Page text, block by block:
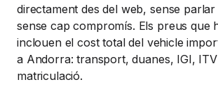
directament des del web, sense
sense cap compromís. Els preus que
inclouen el cost total del vehicle
a Andorra: transport, duanes, IGI,
matriculació.